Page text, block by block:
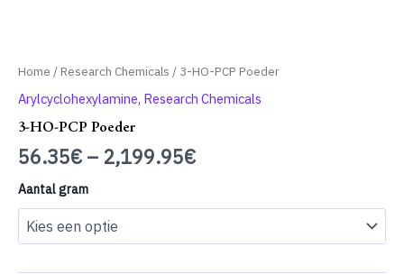
Home /Research Chemicals / 3-HO-PCP Poeder
Arylcyclohexylamine, Research Chemicals
3-HO-PCP Poeder
56.35€ – 2,199.95€
Aantal gram